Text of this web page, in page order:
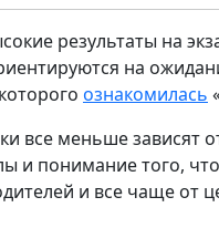
результаты на
на
ознакомилась
все меньше зависят
и понимание того,
и все чаще от